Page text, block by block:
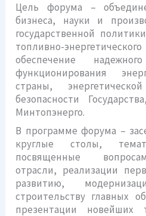
Цель форума –
бизнеса, науки и
государственной
топливно-
обеспечение
функционирования
страны,
безопасности
Минтопэнерго.
В программе форума –
круглые столы,
посвященные
отрасли, реализации
развитию,
строительству главных
презентации новейших